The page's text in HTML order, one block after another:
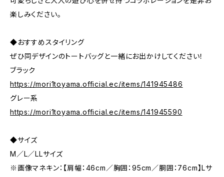
楽しみください。
◆おすすめスタイリング
ぜひ同デザインのトートバッグと一緒にお出かけしてください！
ブラック
https://mori1toyama.official.ec/items/141945486
グレー系
https://mori1toyama.official.ec/items/141945590
◆サイズ
M／L／LLサイズ
※画像マネキン：【肩幅：46cm／胸囲：95cm／胴囲：76cm】Lサ